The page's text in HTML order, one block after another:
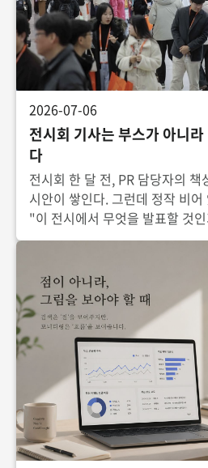
2026-07-06
전시회 기사는 부스가 아니
다
전시회 한 달 전, PR 담당자의 책
시안이 쌓인다. 그런데 정작 비
"이 전시에서 무엇을 발표할 것
회 참가는 큰 예산이 드는 일이